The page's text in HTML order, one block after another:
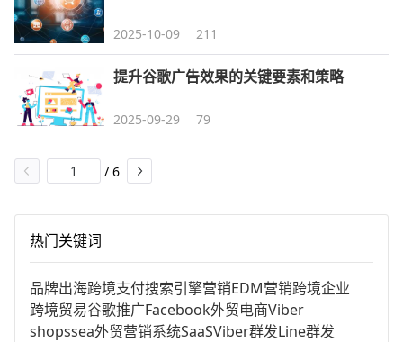
2025-10-09 211
提升谷歌广告效果的关键要素和策略
2025-09-29 79
/ 6
热门关键词
品牌出海跨境支付搜索引擎营销EDM营销跨境企业
跨境贸易谷歌推广Facebook外贸电商Viber
shopssea外贸营销系统SaaSViber群发Line群发